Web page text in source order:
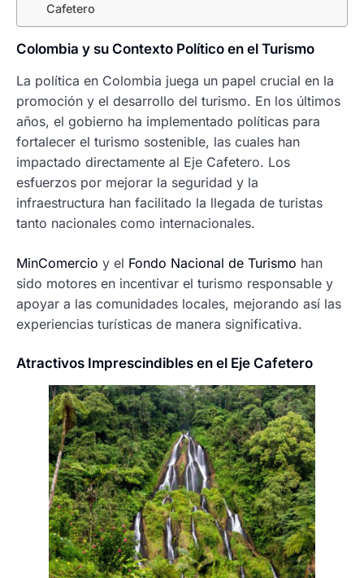
Cafetero
Colombia y su Contexto Político en el Turismo
La política en Colombia juega un papel crucial en la
promoción y el desarrollo del turismo. En los últimos
años, el gobierno ha implementado políticas para
fortalecer el turismo sostenible, las cuales han
impactado directamente al Eje Cafetero. Los
esfuerzos por mejorar la seguridad y la
infraestructura han facilitado la llegada de turistas
tanto nacionales como internacionales.
MinComercio y el Fondo Nacional de Turismo han
sido motores en incentivar el turismo responsable y
apoyar a las comunidades locales, mejorando así las
experiencias turísticas de manera significativa.
Atractivos Imprescindibles en el Eje Cafetero